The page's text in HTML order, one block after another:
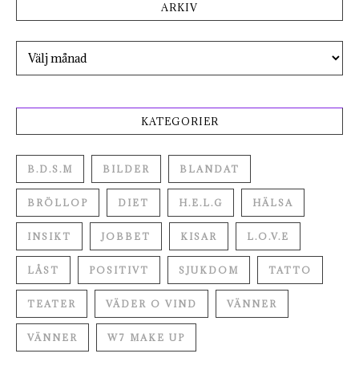
ARKIV
Arkiv
KATEGORIER
B.D.S.M BILDER BLANDAT
BRÖLLOP DIET H.E.L.G HÄLSA
INSIKT JOBBET KISAR L.O.V.E
LÅST POSITIVT SJUKDOM TATTO
TEATER VÄDER O VIND VÄNNER
VÄNNER W7 MAKE UP